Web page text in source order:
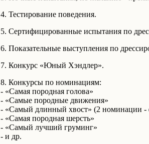
4. Тестирование поведения.
5. Сертифицированные испытания по
6. Показательные выступления по
7. Конкурс «Юный Хэндлер».
8. Конкурсы по номинациям:
- «Самая породная голова»
- «Самые породные движения»
- «Самый длинный хвост» (2 номинации -
- «Самая породная шерсть»
- «Самый лучший груминг»
- и др.